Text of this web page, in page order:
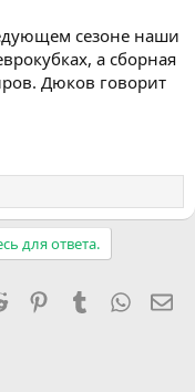
сезоне наши
а сборная
Дюков говорит
для ответа.
Reddit PinterestTumblr